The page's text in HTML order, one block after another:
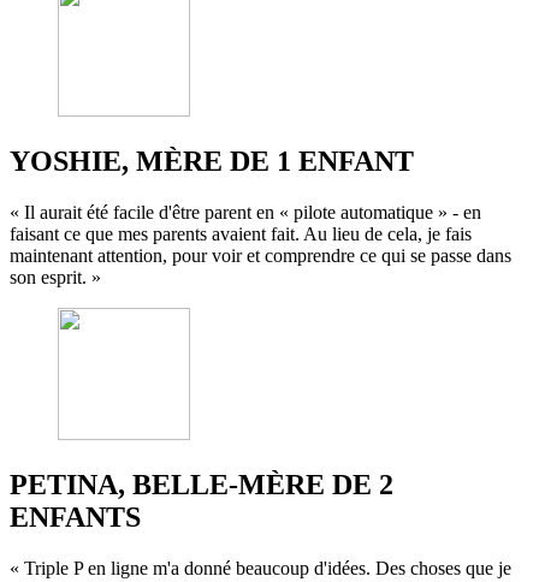
YOSHIE, MÈRE DE 1 ENFANT
« Il aurait été facile d'être parent en « pilote automatique » - en
faisant ce que mes parents avaient fait. Au lieu de cela, je fais
maintenant attention, pour voir et comprendre ce qui se passe dans
son esprit. »
PETINA, BELLE-MÈRE DE 2
ENFANTS
« Triple P en ligne m'a donné beaucoup d'idées. Des choses que je